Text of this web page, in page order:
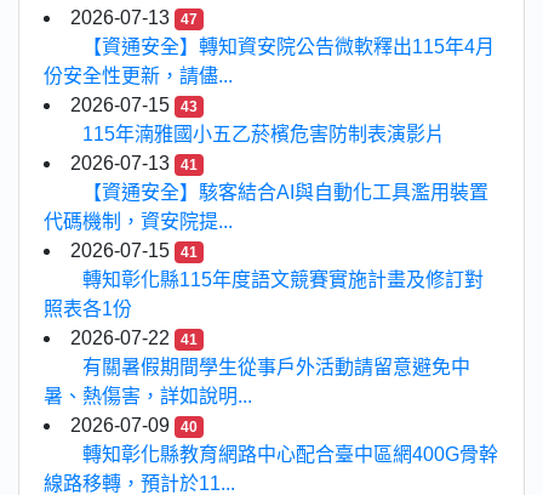
2026-07-13
47
【資通安全】轉知資安院公告微軟釋出115年4月
份安全性更新，請儘...
2026-07-15
43
115年湳雅國小五乙菸檳危害防制表演影片
2026-07-13
41
【資通安全】駭客結合AI與自動化工具濫用裝置
代碼機制，資安院提...
2026-07-15
41
轉知彰化縣115年度語文競賽實施計畫及修訂對
照表各1份
2026-07-22
41
有關暑假期間學生從事戶外活動請留意避免中
暑、熱傷害，詳如說明...
2026-07-09
40
轉知彰化縣教育網路中心配合臺中區網400G骨幹
線路移轉，預計於11...